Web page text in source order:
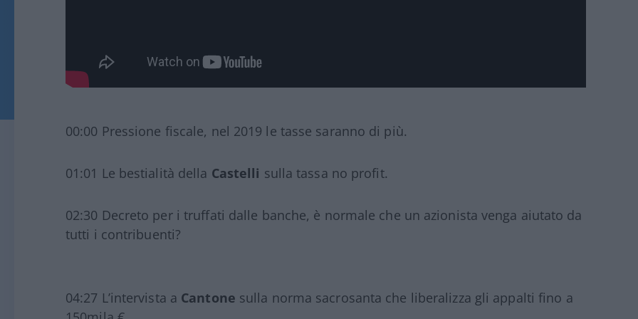
00:00 Pressione fiscale, nel 2019 le tasse saranno di più.
01:01 Le bestialità della Castelli sulla tassa no profit.
02:30 Decreto per i truffati dalle banche, è normale che un azionista venga aiutato da
tutti i contribuenti?
04:27 L’intervista a Cantone sulla norma sacrosanta che liberalizza gli appalti fino a